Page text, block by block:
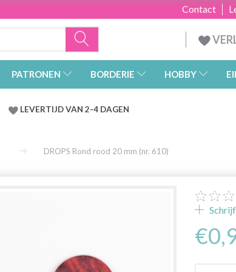
Contact
PATRONEN BORDERIE HOBBY
LEVERTIJD VAN 2-4 DAGEN
DROPS Rond rood 20 mm (nr. 610)